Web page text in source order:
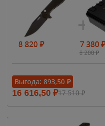
8 820₽ 7 380₽
8 200₽
Выгода: 893,50 ₽
16 616,50 ₽17 510₽